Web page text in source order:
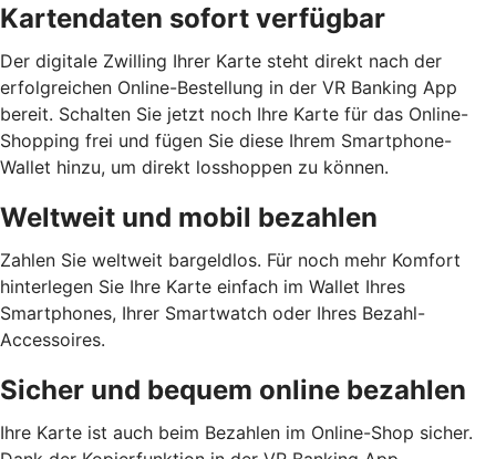
Kartendaten sofort verfügbar
Der digitale Zwilling Ihrer Karte steht direkt nach der
erfolgreichen Online-Bestellung in der VR Banking App
bereit. Schalten Sie jetzt noch Ihre Karte für das Online-
Shopping frei und fügen Sie diese Ihrem Smartphone-
Wallet hinzu, um direkt losshoppen zu können.
Weltweit und mobil bezahlen
Zahlen Sie weltweit bargeldlos. Für noch mehr Komfort
hinterlegen Sie Ihre Karte einfach im Wallet Ihres
Smartphones, Ihrer Smartwatch oder Ihres Bezahl-
Accessoires.
Sicher und bequem online bezahlen
Ihre Karte ist auch beim Bezahlen im Online-Shop sicher.